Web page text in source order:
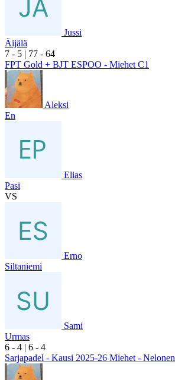
Jussi
Äijälä
7 - 5 | 77 - 64
FPT Gold + BJT ESPOO - Miehet C1
Aleksi
En
Elias
Pasi
VS
Erno
Siltaniemi
Sami
Urmas
6 - 4 | 6 - 4
Sarjapadel - Kausi 2025-26 Miehet - Nelonen